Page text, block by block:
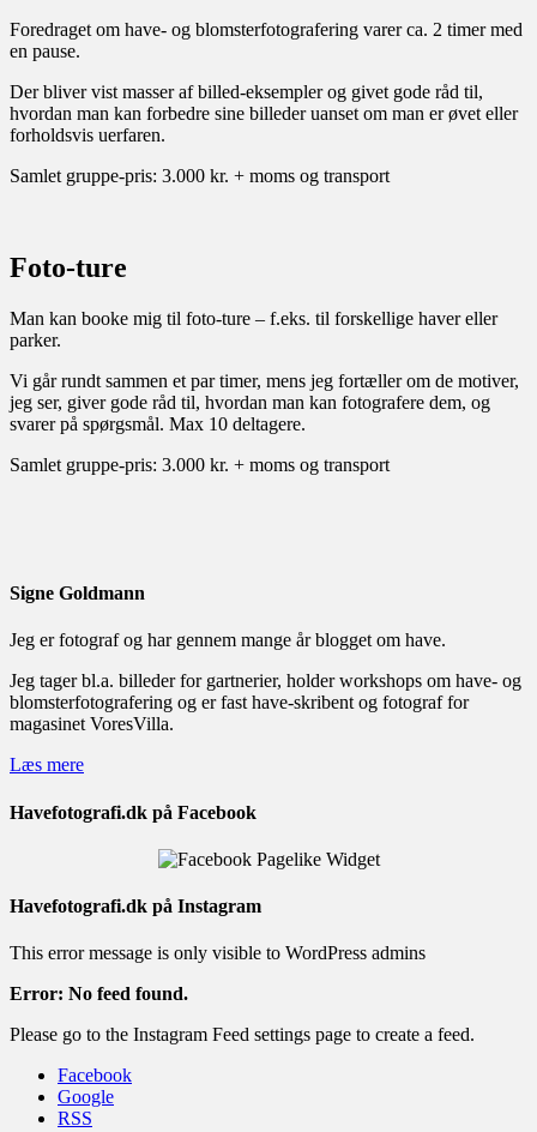
Foredraget om have- og blomsterfotografering varer ca. 2 timer med
en pause.
Der bliver vist masser af billed-eksempler og givet gode råd til,
hvordan man kan forbedre sine billeder uanset om man er øvet eller
forholdsvis uerfaren.
Samlet gruppe-pris: 3.000 kr. + moms og transport
Foto-ture
Man kan booke mig til foto-ture – f.eks. til forskellige haver eller
parker.
Vi går rundt sammen et par timer, mens jeg fortæller om de motiver,
jeg ser, giver gode råd til, hvordan man kan fotografere dem, og
svarer på spørgsmål. Max 10 deltagere.
Samlet gruppe-pris: 3.000 kr. + moms og transport
Signe Goldmann
Jeg er fotograf og har gennem mange år blogget om have.
Jeg tager bl.a. billeder for gartnerier, holder workshops om have- og
blomsterfotografering og er fast have-skribent og fotograf for
magasinet VoresVilla.
Læs mere
Havefotografi.dk på Facebook
Havefotografi.dk på Instagram
This error message is only visible to WordPress admins
Error: No feed found.
Please go to the Instagram Feed settings page to create a feed.
Facebook
Google
RSS